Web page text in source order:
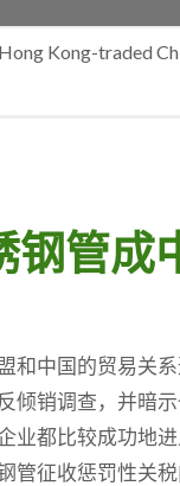
Kong-traded
钢管成
和中国的贸易关
倾销调查，并暗
业都比较成功地进
管征收惩罚性关